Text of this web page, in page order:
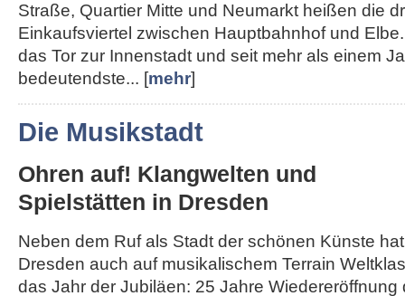
Straße, Quartier Mitte und Neumarkt heißen die
Einkaufsviertel zwischen Hauptbahnhof und
das Tor zur Innenstadt und seit mehr als einem
bedeutendste... [mehr]
Die Musikstadt
Ohren auf! Klangwelten und
Spielstätten in Dresden
Neben dem Ruf als Stadt der schönen Künste hat
Dresden auch auf musikalischem Terrain
das Jahr der Jubiläen: 25 Jahre Wiedereröffnung